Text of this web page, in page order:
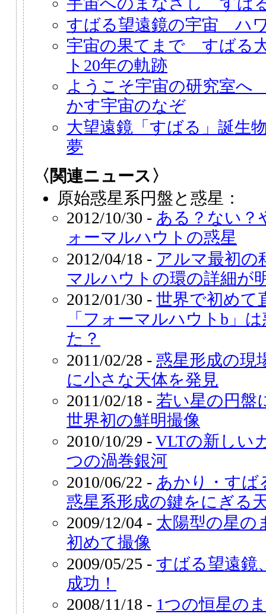
すばる望遠鏡の宇宙 ハ
宇宙の果てまで すばる
ト20年の軌跡
ようこそ宇宙の研究室
かす宇宙のなぞ
大望遠鏡「すばる」誕生
夢
〈関連ニュース〉
原始惑星系円盤と惑星：
2012/10/30 - ある？ない
ォーマルハウトの惑星
2012/04/18 - アルマ最初の
マルハウトの環の詳細が
2012/01/30 - 世界で初めて
「フォーマルハウトb」
た？
2011/02/28 - 惑星形成の
に小さな天体を発見
2011/02/18 - 若い星の円
世界初の鮮明撮像
2010/10/29 -VLTの新しい
つの渦巻銀河
2010/06/22 - あかり・すば
惑星系形成の鍵をにぎる
2009/12/04 - 太陽型の星の
初めて撮像
2009/05/25 - すばる望遠鏡
成功！
2008/11/18 - 1つの恒星の